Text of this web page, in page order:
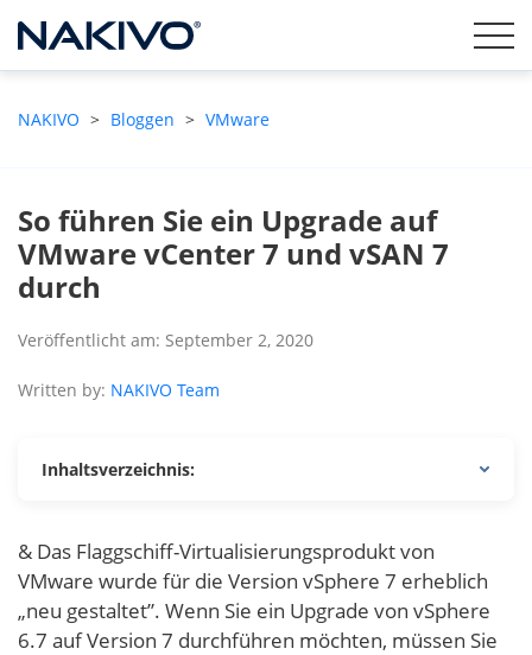
NAKIVO > Bloggen > VMware
So führen Sie ein Upgrade auf
VMware vCenter 7 und vSAN 7
durch
Veröffentlicht am: September 2, 2020
Written by: NAKIVO Team
Inhaltsverzeichnis:
& Das Flaggschiff-Virtualisierungsprodukt von
VMware wurde für die Version vSphere 7 erheblich
„neu gestaltet”. Wenn Sie ein Upgrade von vSphere
6.7 auf Version 7 durchführen möchten, müssen Sie